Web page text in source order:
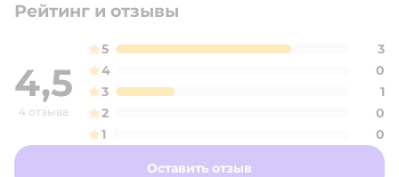
Рейтинг и отзывы
4,5
4 отзыва
5
3
4
0
3
1
2
0
1
0
Оставить отзыв